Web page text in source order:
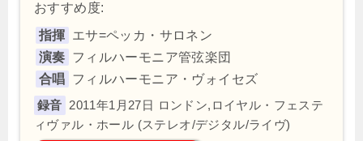
おすすめ度:
指揮 エサ=ペッカ・サロネン
演奏 フィルハーモニア管弦楽団
合唱 フィルハーモニア・ヴォイセズ
2011年1月27日 ロンドン,ロイヤル・フェステ
ィヴァル・ホール (ステレオ/デジタル/ライヴ)